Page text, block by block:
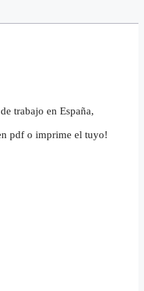
trabajo en España,
pdf o imprime el tuyo!